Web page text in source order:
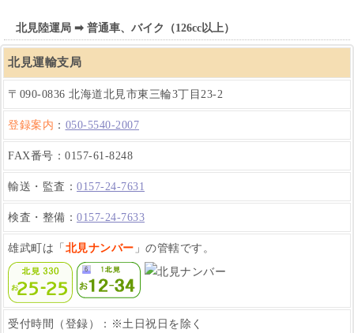
北見陸運局 ➡ 普通車、バイク（126cc以上）
北見運輸支局
〒090-0836 北海道北見市東三輪3丁目23-2
登録案内 ： 050-5540-2007
FAX番号：0157-61-8248
輸送・監査： 0157-24-7631
検査・整備： 0157-24-7633
雄武町は「 北見ナンバー 」の管轄です。
受付時間（登録）：※土日祝日を除く